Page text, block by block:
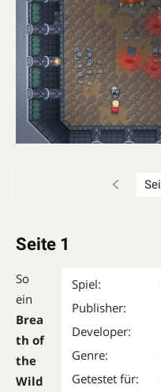
Seite 1
Spiel:
Publisher:
Developer:
Genre:
Getestet für:
So
ein
Brea
th of
the
Wild